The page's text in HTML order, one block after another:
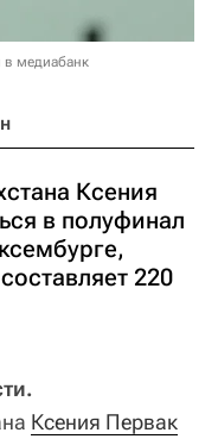
в медиабанк
Ксения
в полуфинал
220
Ксения Первак